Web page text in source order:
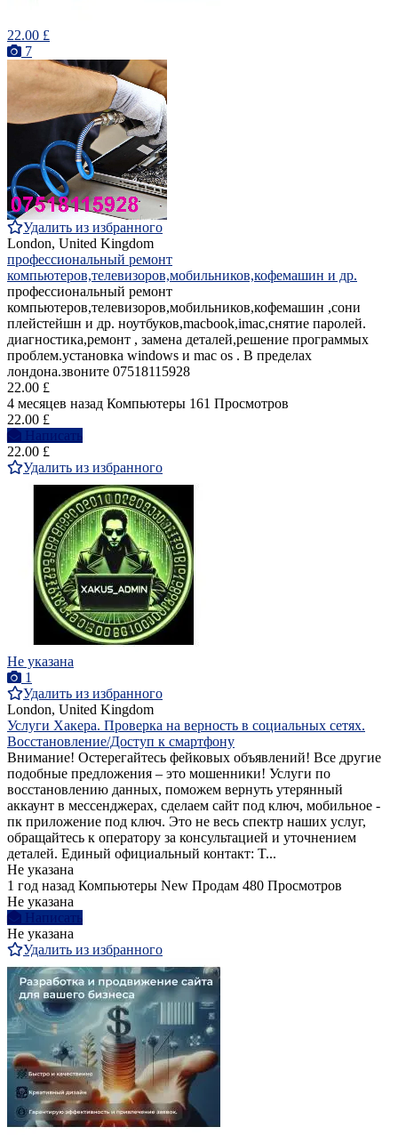
22.00 £
7
Удалить из избранного
London, United Kingdom
профессиональный ремонт
компьютеров,телевизоров,мобильников,кофемашин и др.
профессиональный ремонт
компьютеров,телевизоров,мобильников,кофемашин ,сони
плейстейшн и др. ноутбуков,macbook,imac,снятие паролей.
диагностика,ремонт , замена деталей,решение программых
проблем.установка windows и mac os . В пределах
лондона.звоните 07518115928
22.00 £
4 месяцев назад Компьютеры 161 Просмотров
22.00 £
Написать
22.00 £
Удалить из избранного
Не указана
1
Удалить из избранного
London, United Kingdom
Услуги Хакера. Проверка на верность в социальных сетях.
Восстановление/Доступ к смартфону
Внимание! Остерегайтесь фейковых объявлений! Все другие
подобные предложения – это мошенники! Услуги по
восстановлению данных, поможем вернуть утерянный
аккаунт в мессенджерах, сделаем сайт под ключ, мобильное -
пк приложение под ключ. Это не весь спектр наших услуг,
обращайтесь к оператору за консультацией и уточнением
деталей. Единый официальный контакт: T...
Не указана
1 год назад Компьютеры New Продам 480 Просмотров
Не указана
Написать
Не указана
Удалить из избранного